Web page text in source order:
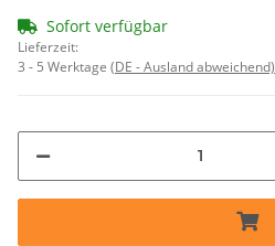
Sofort verfügbar
Lieferzeit:
3 - 5 Werktage (DE - Ausland abweichend)